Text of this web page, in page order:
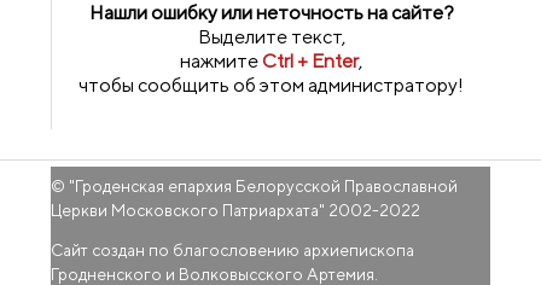
Нашли ошибку или неточность на сайте?
Выделите текст,
нажмитеCtrl + Enter,
чтобы сообщить об этом администратору!
© "Гроденская епархия Белорусской Православной
Церкви Московского Патриархата" 2002-2022
Сайт создан по благословению архиепископа
Гродненского и Волковысского Артемия.